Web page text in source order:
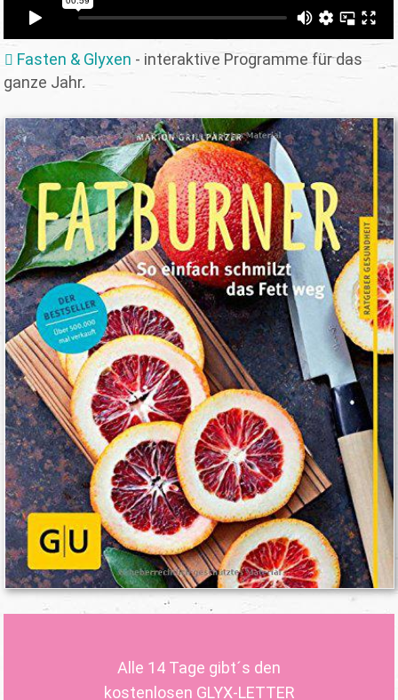
Fasten & Glyxen - interaktive Programme für das
ganze Jahr.
Alle 14 Tage gibt´s den
kostenlosen GLYX-LETTER